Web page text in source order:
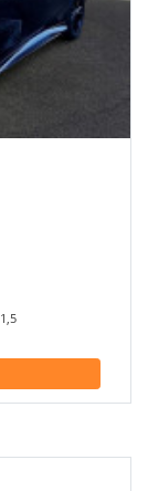
1,5